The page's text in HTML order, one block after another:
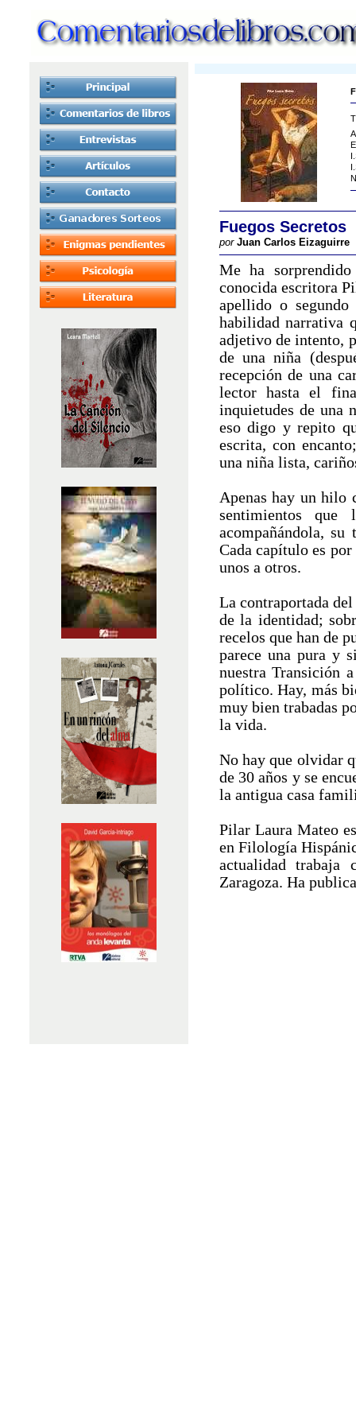
Fuegos Secretos
por Juan Carlos Eizaguirre
Me ha
conocida escritora
apellido o
habilidad narrativa
adjetivo de intento,
de una niña
recepción de una
lector hasta el
inquietudes de una
eso digo y repito
escrita, con
una niña lista,
Apenas hay un hilo
sentimientos que
acompañándola,
Cada capítulo es
unos a otros.
La contraportada
de la identidad;
recelos que han de
parece una pura y
nuestra Transición
político. Hay, más
muy bien trabadas
la vida.
No hay que olvidar
de 30 años y se
la antigua casa
Pilar Laura Mateo
en Filología
actualidad trabaja
Zaragoza. Ha